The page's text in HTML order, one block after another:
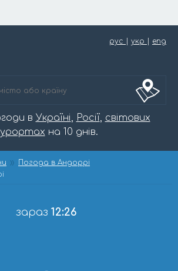
рус укр eng
в Україні, Росії, світових
на 10 днів.
Погода в Андоррі
зараз 12:26